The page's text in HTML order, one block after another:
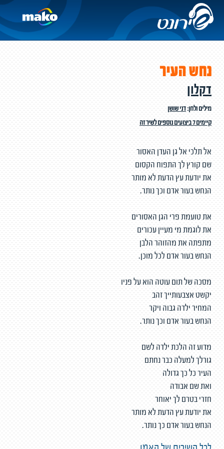
נחש העיר
דקלון
מילים ולחן:דני שושן
קיימים 7 ביצועים נוספים לשיר זה
אל תלכי אל גן העדן האסור
שם קורץ לך התפוח הקסום
את יודעת עץ הדעת לא מותר
הנחש בעור אדם וכך נותר.
את טועמת פרי הגן האסורים
את לוגמת מי מעיין עכורים
מתפתה את מהזוהר הלבן
הנחש בעור אדם לכל מוכן.
מסכה של תום עוטה הוא על פניו
יקשט אצבעותייך זהב
המחיר ילדה גבוה ויקר
הנחש בעור אדם וכך נותר.
מדוע זה הלכת ילדה לשם
גורלך למעלה כבר נחתם
העיר כל כך גדולה
ואת שם אבודה
חזרי בטרם לך יאוחר
את יודעת עץ הדעת לא מותר
הנחש בעור אדם כך נותר.